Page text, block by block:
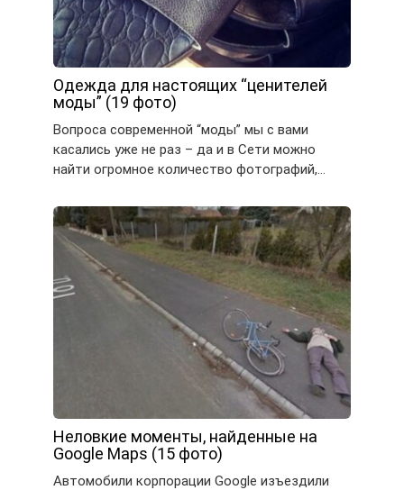
Одежда для настоящих “ценителей
моды” (19 фото)
Вопроса современной “моды” мы с вами
касались уже не раз – да и в Сети можно
найти огромное количество фотографий,…
Неловкие моменты, найденные на
Google Maps (15 фото)
Автомобили корпорации Google изъездили